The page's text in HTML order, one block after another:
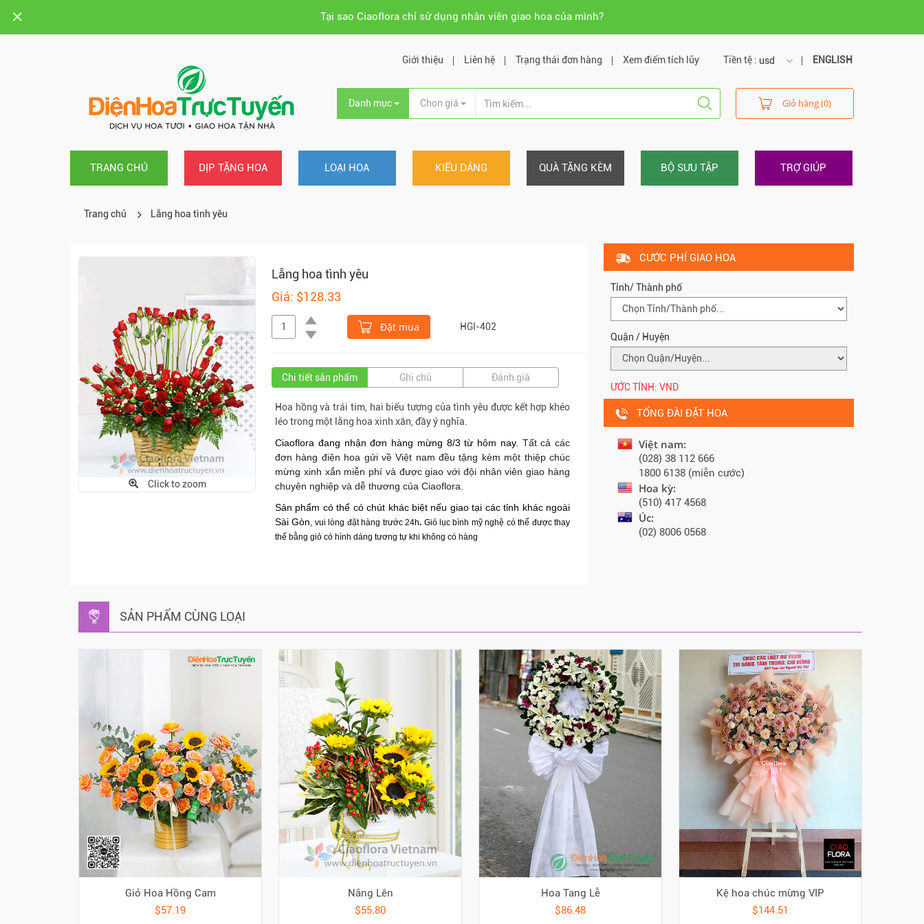
Tại sao Ciaoflora chỉ sử dụng nhân viên giao hoa của mình?
Tiền tệ : usd
usd
vnd
ENGLISH
Giới thiệu Liên hệ Trạng thái đơn hàng Xem điểm tích lũy
Danh mục Chọn giá Giỏ hàng (0)
TRANG CHỦ DỊP TẶNG HOA LOẠI HOA KIỂU DÁNG QUÀ TẶNG KÈM BỘ SƯU TẬP TRỢ GIÚP
Trang chủ Lẵng hoa tình yêu
Click to zoom
Lẵng hoa tình yêu
Giá: $128.33
Đặt mua HGI-402
Chi tiết sản phẩm Ghi chú Đánh giá
Hoa hồng và trái tim, hai biểu tượng của tình yêu được kết hợp khéo
léo trong một lẵng hoa xinh xắn, đầy ý nghĩa.
Ciaoflora đang nhận đơn hàng mừng 8/3 từ hôm nay. Tất cả các
đơn hàng điện hoa gửi về Việt nam đều tặng kèm một thiệp chúc
mừng xinh xắn miễn phí và được giao với đội nhân viên giao hàng
chuyên nghiệp và dễ thương của Ciaoflora.
Sản phẩm có thể có chút khác biệt nếu giao tại các tỉnh khác ngoài
Sài Gòn , vui lòng đặt hàng trước 24h. Giỏ lục bình mỹ nghệ có thể được thay
thế bằng giỏ có hình dáng tương tự khi không có hàng
CƯỚC PHÍ GIAO HOA
Tỉnh/ Thành phố
Quận / Huyện
ƯỚC TÍNH: VND
TỔNG ĐÀI ĐẶT HOA
Việt nam:
(028) 38 112 666
1800 6138 (miễn cước)
Hoa kỳ:
(510) 417 4568
Úc:
(02) 8006 0568
SẢN PHẨM CÙNG LOẠI
Giỏ Hoa Hồng Cam
$57.19
Nắng Lên
$55.80
Hoa Tang Lễ
$86.48
Kệ hoa chúc mừng VIP
$144.51